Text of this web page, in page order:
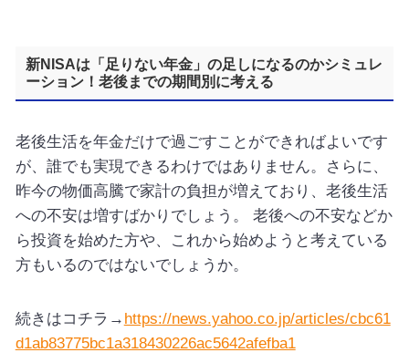
新NISAは「足りない年金」の足しになるのかシミュレ
ーション！老後までの期間別に考える
老後生活を年金だけで過ごすことができればよいです
が、誰でも実現できるわけではありません。
さらに、
昨今の物価高騰で家計の負担が増えており、老後生活
への不安は増すばかりでしょう。 老後への不安などか
ら投資を始めた方や、これから始めようと考えている
方もいるのではないでしょうか。
続きはコチラ→ https://news.yahoo.co.jp/articles/cbc61
d1ab83775bc1a318430226ac5642afefba1